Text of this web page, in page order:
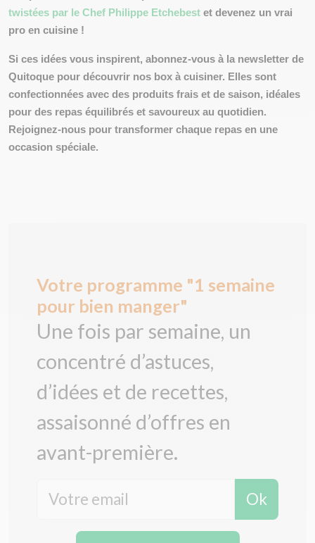
twistées par le Chef Philippe Etchebest et devenez un vrai
pro en cuisine !
Si ces idées vous inspirent, abonnez-vous à la newsletter de
Quitoque pour découvrir nos box à cuisiner. Elles sont
confectionnées avec des produits frais et de saison, idéales
pour des repas équilibrés et savoureux au quotidien.
Rejoignez-nous pour transformer chaque repas en une
occasion spéciale.
Votre programme "1 semaine
pour bien manger"
Une fois par semaine, un
concentré d’astuces,
d’idées et de recettes,
assaisonné d’offres en
avant-première.
Ok